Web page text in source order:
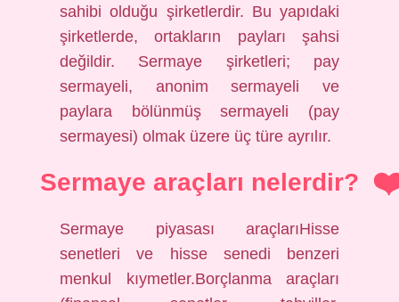
sahibi olduğu şirketlerdir. Bu yapıdaki
şirketlerde, ortakların payları şahsi
değildir. Sermaye şirketleri; pay
sermayeli, anonim sermayeli ve
paylara bölünmüş sermayeli (pay
sermayesi) olmak üzere üç türe ayrılır.
Sermaye araçları nelerdir?
Sermaye piyasası araçlarıHisse
senetleri ve hisse senedi benzeri
menkul kıymetler.Borçlanma araçları